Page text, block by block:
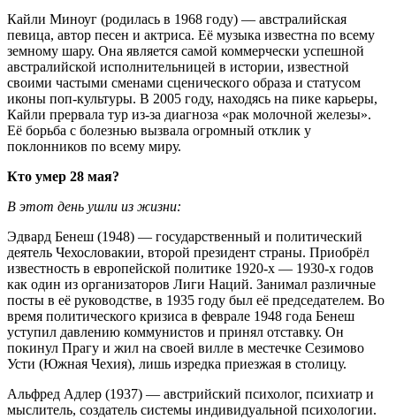
Кайли Миноуг (родилась в 1968 году) — австралийская
певица, автор песен и актриса. Её музыка известна по всему
земному шару. Она является самой коммерчески успешной
австралийской исполнительницей в истории, известной
своими частыми сменами сценического образа и статусом
иконы поп-культуры. В 2005 году, находясь на пике карьеры,
Кайли прервала тур из-за диагноза «рак молочной железы».
Её борьба с болезнью вызвала огромный отклик у
поклонников по всему миру.
Кто умер 28 мая?
В этот день ушли из жизни:
Эдвард Бенеш (1948) — государственный и политический
деятель Чехословакии, второй президент страны. Приобрёл
известность в европейской политике 1920-х — 1930-х годов
как один из организаторов Лиги Наций. Занимал различные
посты в её руководстве, в 1935 году был её председателем. Во
время политического кризиса в феврале 1948 года Бенеш
уступил давлению коммунистов и принял отставку. Он
покинул Прагу и жил на своей вилле в местечке Сезимово
Усти (Южная Чехия), лишь изредка приезжая в столицу.
Альфред Адлер (1937) — австрийский психолог, психиатр и
мыслитель, создатель системы индивидуальной психологии.